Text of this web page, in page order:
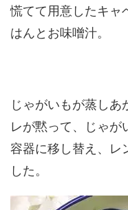
慌てて用意したキャ
はんとお味噌汁。
じゃがいもが蒸しあ
レが黙って、じゃが
容器に移し替え、レ
した。